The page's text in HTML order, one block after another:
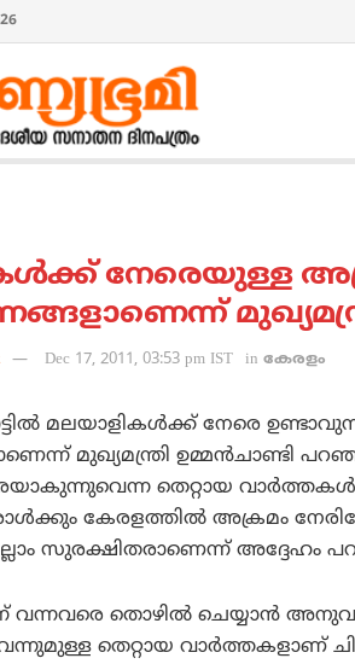
നേരെയുള്ള
Dec 17, 2011, 03:53 pm IST in കേരളം
മലയാളികള്‍ക്ക് നേരെ
മുഖ്യമന്ത്രി ഉമ്മന്‍ചാണ്ടി
തെറ്റായ വാര്‍ത്തകള്‍
കേരളത്തില്‍ അക്രമം
സുരക്ഷിതരാണെന്ന് അദ്ദേഹം
വന്നവരെ തൊഴില്‍ ചെയ്യാന്‍
തെറ്റായ വാര്‍ത്തകളാണ്